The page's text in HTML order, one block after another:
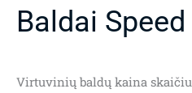
Baldai Speed
Virtuvinių baldų kaina